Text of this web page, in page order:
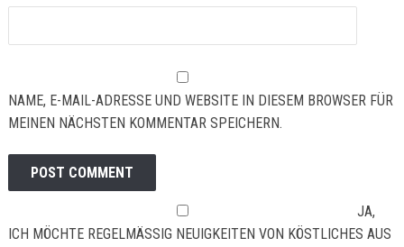
NAME, E-MAIL-ADRESSE UND WEBSITE IN DIESEM BROWSER FÜR
MEINEN NÄCHSTEN KOMMENTAR SPEICHERN.
JA,
ICH MÖCHTE REGELMÄSSIG NEUIGKEITEN VON KÖSTLICHES AUS D